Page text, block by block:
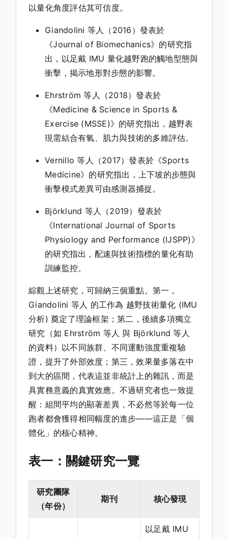
以量化角度評估其可信度。
Giandolini 等人（2016）發表於
《Journal of Biomechanics》的研究指
出，以足戴 IMU 量化越野跑的觸地型態與
衝擊，揭示地形對步態的影響。
Ehrström 等人（2018）發表於
《Medicine & Science in Sports &
Exercise (MSSE)》的研究指出，越野表
現需結合有氧、肌力與技術的多維評估。
Vernillo 等人（2017）發表於《Sports
Medicine》的研究指出，上下坡的步態與
衝擊模式差異可由感測器捕捉。
Björklund 等人（2019）發表於
《International Journal of Sports
Physiology and Performance (IJSPP)》
的研究指出，配速與技術指標的量化有助
訓練監控。
綜觀上述研究，可歸納三個重點。第一，
Giandolini 等人 的工作為 越野技術量化 (IMU
分析) 奠定了理論框架；第二，後續多項獨立
研究（如 Ehrström 等人 與 Björklund 等人
的資料）以不同族群、不同運動強度重複驗
證，提升了外部效度；第三，效果量多落在中
到大的區間，代表這並非統計上的雜訊，而是
具實務意義的真實效應。不過研究者也一致提
醒：組間平均的顯著差異，不必然等於每一位
跑者都會獲得相同幅度的進步——這正是「個
體化」的核心精神。
表一：關鍵研究一覽
研究團隊
（年份）
期刊 核心發現
以足戴 IMU